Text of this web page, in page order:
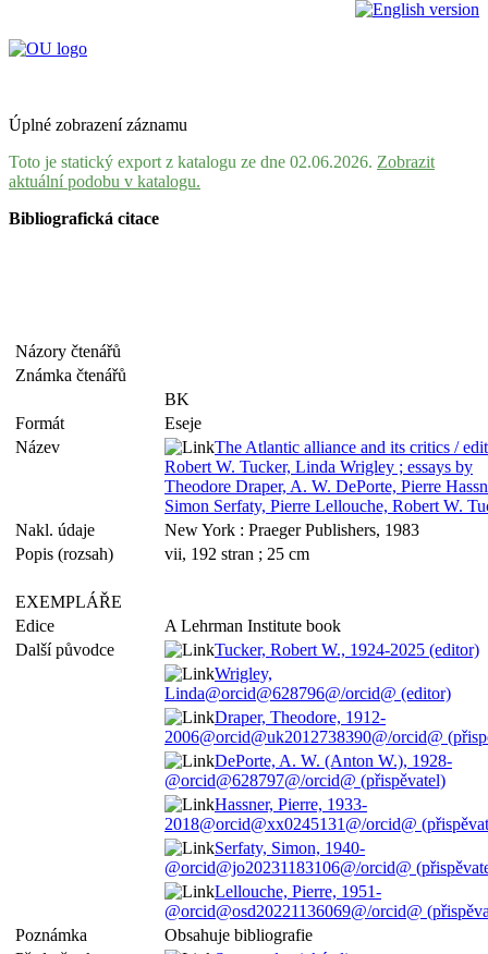
Úplné zobrazení záznamu
Toto je statický export z katalogu ze dne 02.06.2026. Zobrazit
aktuální podobu v katalogu.
Bibliografická citace
Názory čtenářů
Známka čtenářů
BK
Formát
Eseje
Název
The Atlantic alliance and its critics /
Robert W. Tucker, Linda Wrigley ; essays by
Theodore Draper, A. W. DePorte, Pierre
Simon Serfaty, Pierre Lellouche, Robert W.
Nakl. údaje
New York : Praeger Publishers, 1983
Popis (rozsah)
vii, 192 stran ; 25 cm
EXEMPLÁŘE
Edice
A Lehrman Institute book
Další původce
Tucker, Robert W., 1924-2025 (editor)
Wrigley,
Linda@orcid@628796@/orcid@ (editor)
Draper, Theodore, 1912-
2006@orcid@uk2012738390@/orcid@
DePorte, A. W. (Anton W.), 1928-
@orcid@628797@/orcid@ (přispěvatel)
Hassner, Pierre, 1933-
2018@orcid@xx0245131@/orcid@
Serfaty, Simon, 1940-
@orcid@jo20231183106@/orcid@
Lellouche, Pierre, 1951-
@orcid@osd20221136069@/orcid@
Poznámka
Obsahuje bibliografie